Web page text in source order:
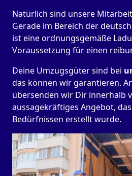
Natürlich sind unsere
Gerade im Bereich der
ist eine ordnungsgemäße
Voraussetzung für einen
Deine Umzugsgüter sind bei
das können wir garantieren.
übersenden wir Dir innerhalb
aussagekräftiges Angebot,
Bedürfnissen erstellt wurde.